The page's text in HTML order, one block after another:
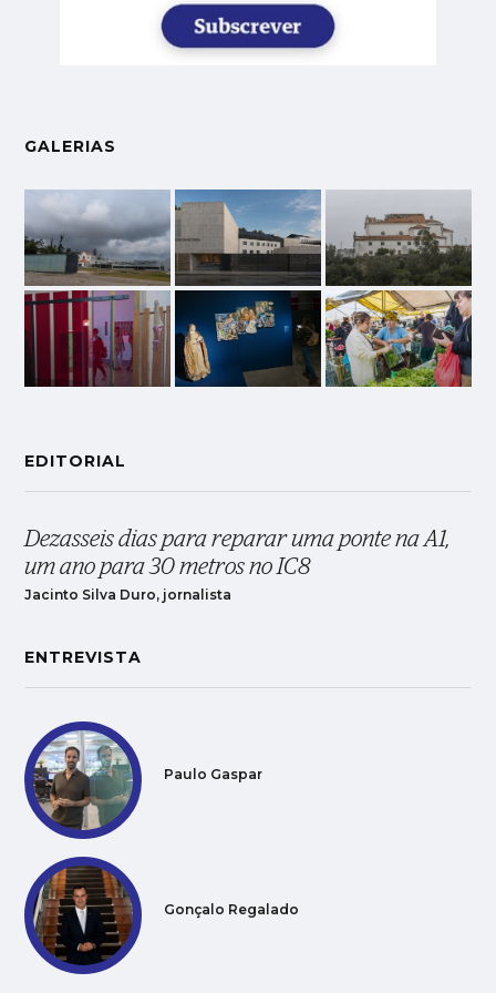
GALERIAS
EDITORIAL
Dezasseis dias para reparar uma ponte na A1,
um ano para 30 metros no IC8
Jacinto Silva Duro, jornalista
ENTREVISTA
Paulo Gaspar
Gonçalo Regalado